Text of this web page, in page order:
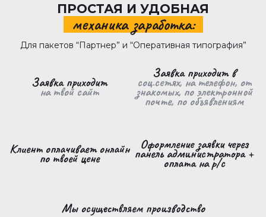
ПРОСТАЯ И УДОБНАЯ
механика заработка:
Для пакетов “Партнер” и “Оперативная типография”
Заявка приходит
на твой сайт
Заявка приходит в
соц.сетях, на телефон, от
знакомых, по электронной
почте, по объявлениям
Клиент оплачивает онлайн
по твоей цене
Оформление заявки через
панель администратора +
оплата на р/с
Мы осуществляем производство